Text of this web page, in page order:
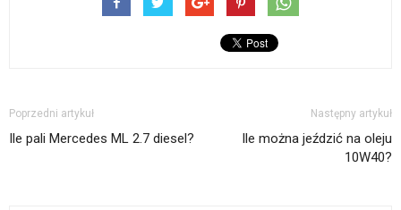
Poprzedni artykuł
Ile pali Mercedes ML 2.7 diesel?
Następny artykuł
Ile można jeździć na oleju
10W40?